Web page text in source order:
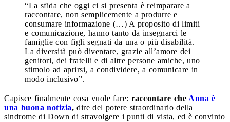
“La sfida che oggi ci si presenta è reimparare a
raccontare, non semplicemente a produrre e
consumare informazione (…) A proposito di limiti
e comunicazione, hanno tanto da insegnarci le
famiglie con figli segnati da una o più disabilità.
La diversità può diventare, grazie all’amore dei
genitori, dei fratelli e di altre persone amiche, uno
stimolo ad aprirsi, a condividere, a comunicare in
modo inclusivo”.
Capisce finalmente cosa vuole fare: raccontare che Anna è
una buona notizia, dire del potere straordinario della
sindrome di Down di stravolgere i punti di vista, ed è convinto